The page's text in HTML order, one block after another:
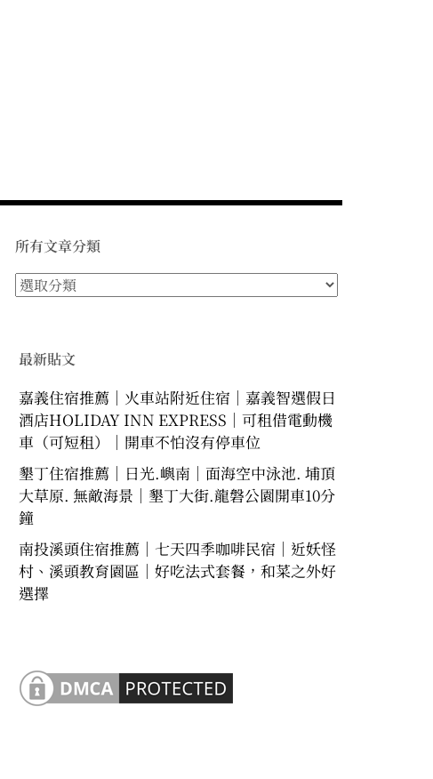
所有文章分類
所
章
分
類
最新貼文
嘉義住宿推薦｜火車站附近住宿｜嘉義智選假日
酒店HOLIDAY INN EXPRESS｜可租借電動機
車（可短租）｜開車不怕沒有停車位
墾丁住宿推薦｜日光.嶼南｜面海空中泳池. 埔頂
大草原. 無敵海景｜墾丁大街.龍磐公園開車10分
鐘
南投溪頭住宿推薦｜七天四季咖啡民宿｜近妖怪
村、溪頭教育園區｜好吃法式套餐，和菜之外好
選擇